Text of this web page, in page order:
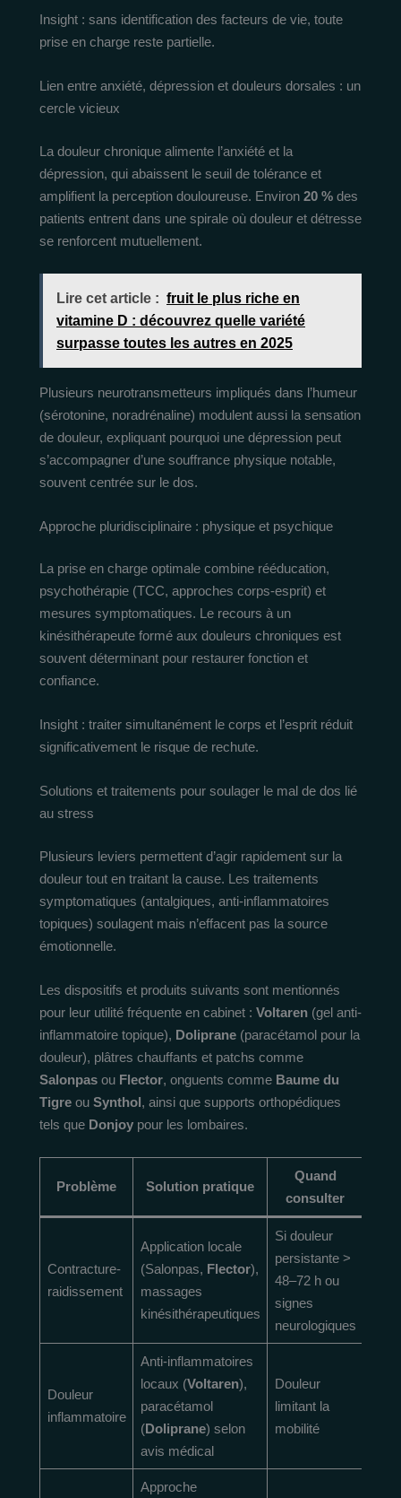
Insight : sans identification des facteurs de vie, toute
prise en charge reste partielle.
Lien entre anxiété, dépression et douleurs dorsales : un
cercle vicieux
La douleur chronique alimente l’anxiété et la
dépression, qui abaissent le seuil de tolérance et
amplifient la perception douloureuse. Environ 20 % des
patients entrent dans une spirale où douleur et détresse
se renforcent mutuellement.
Lire cet article : fruit le plus riche en
vitamine D : découvrez quelle variété
surpasse toutes les autres en 2025
Plusieurs neurotransmetteurs impliqués dans l’humeur
(sérotonine, noradrénaline) modulent aussi la sensation
de douleur, expliquant pourquoi une dépression peut
s’accompagner d’une souffrance physique notable,
souvent centrée sur le dos.
Approche pluridisciplinaire : physique et psychique
La prise en charge optimale combine rééducation,
psychothérapie (TCC, approches corps-esprit) et
mesures symptomatiques. Le recours à un
kinésithérapeute formé aux douleurs chroniques est
souvent déterminant pour restaurer fonction et
confiance.
Insight : traiter simultanément le corps et l’esprit réduit
significativement le risque de rechute.
Solutions et traitements pour soulager le mal de dos lié
au stress
Plusieurs leviers permettent d’agir rapidement sur la
douleur tout en traitant la cause. Les traitements
symptomatiques (antalgiques, anti-inflammatoires
topiques) soulagent mais n’effacent pas la source
émotionnelle.
Les dispositifs et produits suivants sont mentionnés
pour leur utilité fréquente en cabinet : Voltaren (gel anti-
inflammatoire topique), Doliprane (paracétamol pour la
douleur), plâtres chauffants et patchs comme
Salonpas ou Flector, onguents comme Baume du
Tigre ou Synthol, ainsi que supports orthopédiques
tels que Donjoy pour les lombaires.
Problème Solution pratique
Quand
consulter
Contracture-
raidissement
Application locale
(Salonpas, Flector),
massages
kinésithérapeutiques
Si douleur
persistante >
48–72 h ou
signes
neurologiques
Douleur
inflammatoire
Anti-inflammatoires
locaux (Voltaren),
paracétamol
(Doliprane) selon
avis médical
Douleur
limitant la
mobilité
Approche